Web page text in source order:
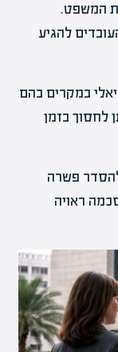
המשפט.
להגיע
במקרים בהם
לחסוך בזמן
פשרה
ראויה